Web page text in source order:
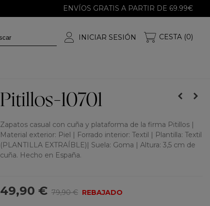
ENVÍOS GRATIS A PARTIR DE 69.99€
INICIAR SESIÓN CESTA (0)
Pitillos-10701
Zapatos casual con cuña y plataforma de la firma Pitillos |
Material exterior: Piel | Forrado interior: Textil | Plantilla: Textil
(PLANTILLA EXTRAÍBLE)| Suela: Goma | Altura: 3,5 cm de
cuña. Hecho en España.
49,90 € 79,90 € REBAJADO